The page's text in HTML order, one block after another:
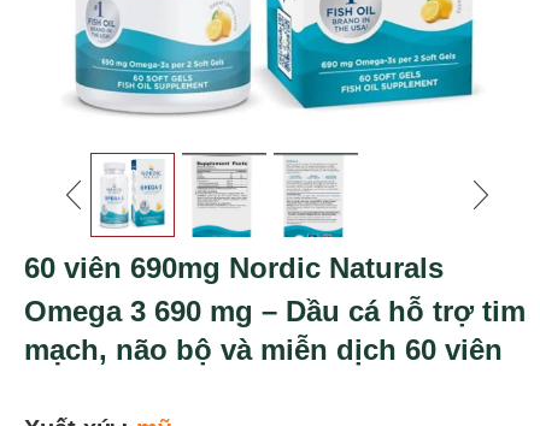
60 viên 690mg Nordic Naturals
Omega 3 690 mg – Dầu cá hỗ trợ tim
mạch, não bộ và miễn dịch 60 viên